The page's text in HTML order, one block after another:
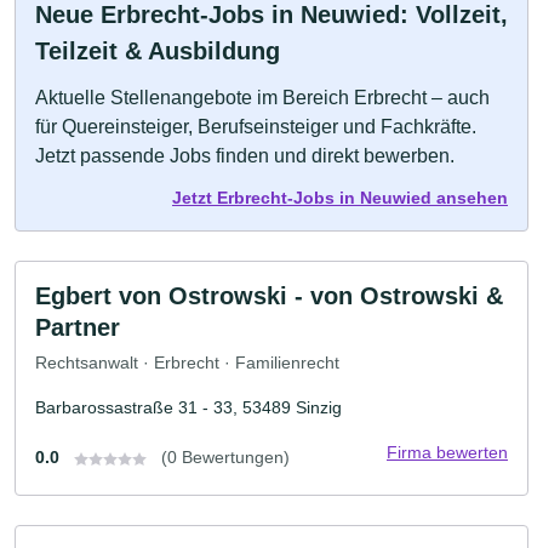
Neue Erbrecht-Jobs in Neuwied: Vollzeit,
Teilzeit & Ausbildung
Aktuelle Stellenangebote im Bereich Erbrecht – auch
für Quereinsteiger, Berufseinsteiger und Fachkräfte.
Jetzt passende Jobs finden und direkt bewerben.
Jetzt Erbrecht-Jobs in Neuwied ansehen
Egbert von Ostrowski - von Ostrowski &
Partner
Rechtsanwalt · Erbrecht · Familienrecht
Barbarossastraße 31 - 33, 53489 Sinzig
0.0 (0 Bewertungen) Firma bewerten